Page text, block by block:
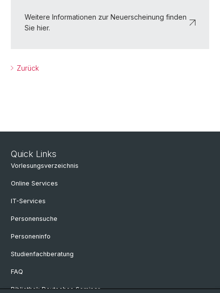
Weitere Informationen zur Neuerscheinung finden
Sie hier.
Zurück
Quick Links
Vorlesungsverzeichnis
Online Services
IT-Services
Personensuche
Personeninfo
Studienfachberatung
FAQ
Bibliothek Deutsches Seminar